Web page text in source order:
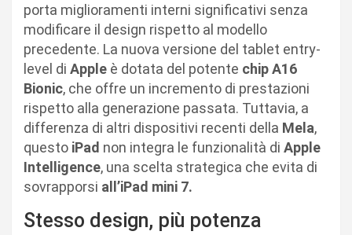
porta miglioramenti interni significativi senza
modificare il design rispetto al modello
precedente. La nuova versione del tablet entry-
level di Apple è dotata del potente chip A16
Bionic, che offre un incremento di prestazioni
rispetto alla generazione passata. Tuttavia, a
differenza di altri dispositivi recenti della Mela,
questo iPad non integra le funzionalità di Apple
Intelligence, una scelta strategica che evita di
sovrapporsi all’iPad mini 7.
Stesso design, più potenza